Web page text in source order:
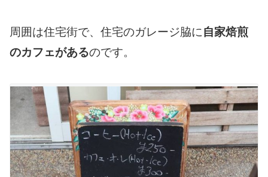
周囲は住宅街で、住宅のガレージ脇に自家焙煎
のカフェがあるのです。